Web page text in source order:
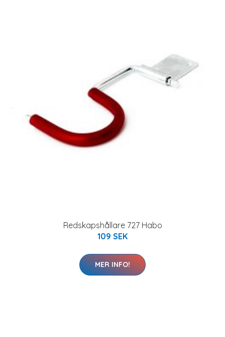
Redskapshållare 727 Habo
109 SEK
MER INFO!